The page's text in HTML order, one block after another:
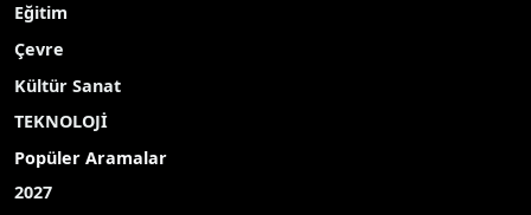
Eğitim
Çevre
Kültür Sanat
TEKNOLOJİ
Popüler Aramalar
2027